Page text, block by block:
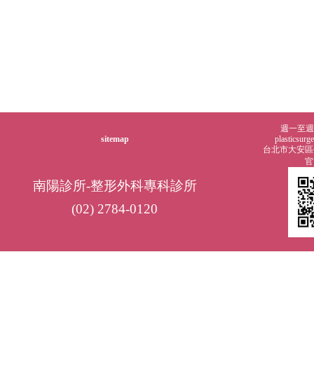
sitemap
週一至
台北市大安
南陽診所-整形外科專科診所
(02) 2784-0120